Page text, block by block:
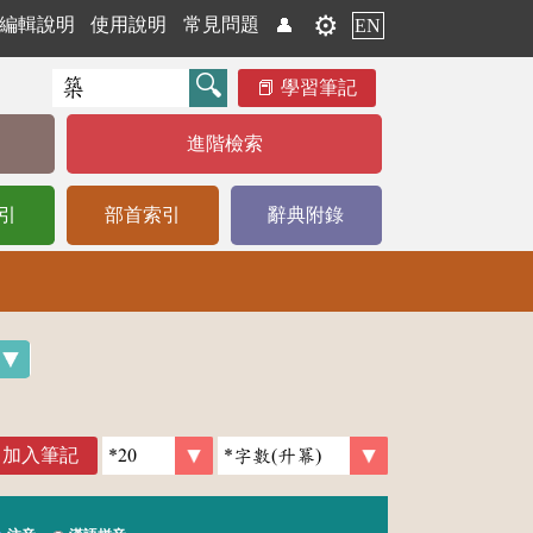
編輯說明 使用說明 常見問題 👤 ⚙️ EN
學習筆記
進階檢索
部首索引 辭典附錄
加入筆記